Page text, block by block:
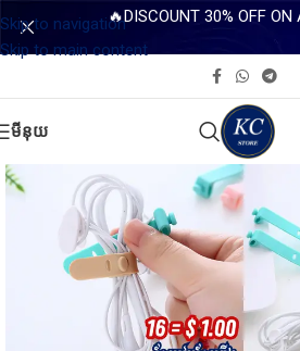
Skip to navigation
Skip to main content
🔥DISCOUNT 30% OFF
មីនុយ